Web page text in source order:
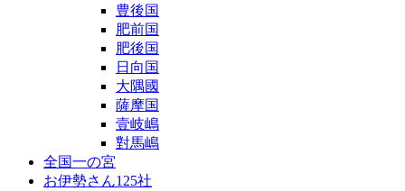
豊後国
肥前国
肥後国
日向国
大隅國
薩摩国
壹岐嶋
對馬嶋
全国一の宮
お伊勢さん125社